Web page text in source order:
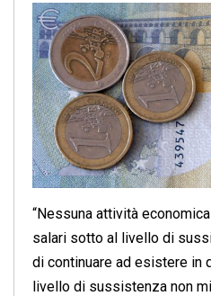
“Nessuna attività
salari sotto al livello di
di continuare ad esistere in
livello di sussistenza non